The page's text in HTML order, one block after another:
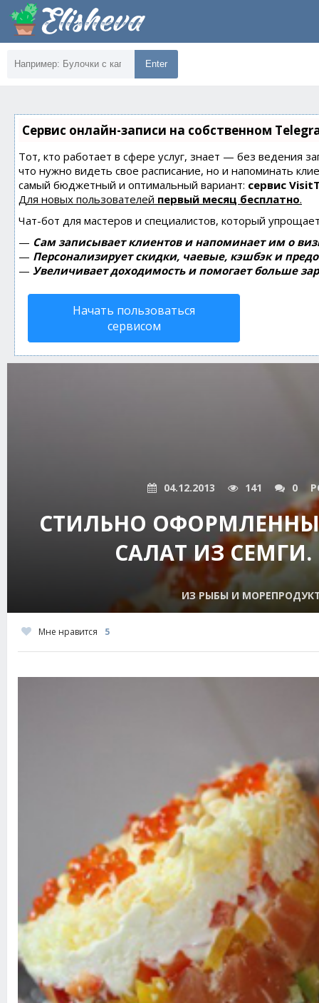
Enter
Сервис онлайн-записи на собственном
Тот, кто работает в сфере услуг, знает — без ведения
что нужно видеть свое расписание, но и напоминать
самый бюджетный и оптимальный вариант: сервис
Для новых пользователей первый месяц бесплатно.
Чат-бот для мастеров и специалистов, который
— Сам записывает клиентов и напоминает им о
— Персонализирует скидки, чаевые, кэшбэк и
— Увеличивает доходимость и помогает больше
Начать пользоваться
сервисом
04.12.2013 141 0
СТИЛЬНО
САЛАТ ИЗ СЕМГИ.
ИЗ РЫБЫ И
Мне нравится 5